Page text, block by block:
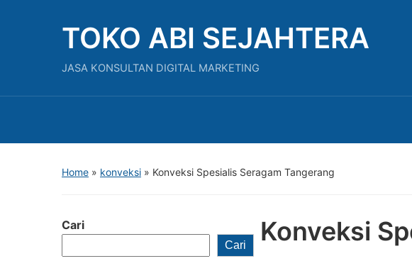
TOKO ABI SEJAHTERA
JASA KONSULTAN DIGITAL MARKETING
Home » konveksi » Konveksi Spesialis Seragam Tangerang
Cari
Cari Konveksi